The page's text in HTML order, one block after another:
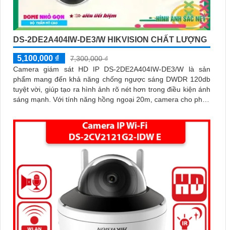
DS-2DE2A404IW-DE3/W HIKVISION CHẤT LƯỢNG
5,100,000 ₫
7,300,000 ₫
Camera giám sát HD IP DS-2DE2A404IW-DE3/W là sản
phẩm mang đến khả năng chống ngược sáng DWDR 120db
tuyệt vời, giúp tạo ra hình ảnh rõ nét hơn trong điều kiện ánh
sáng mạnh. Với tính năng hồng ngoại 20m, camera cho phép